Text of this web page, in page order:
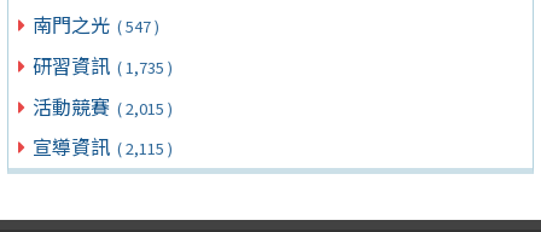
南門之光 ( 547 )
研習資訊 ( 1,735 )
活動競賽 ( 2,015 )
宣導資訊 ( 2,115 )